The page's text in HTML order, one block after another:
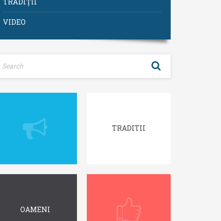
VIDEO
TRADITII
OAMENI